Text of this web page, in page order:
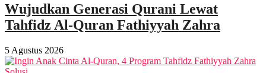
Wujudkan Generasi Qurani Lewat
Tahfidz Al-Quran Fathiyyah Zahra
5 Agustus 2026